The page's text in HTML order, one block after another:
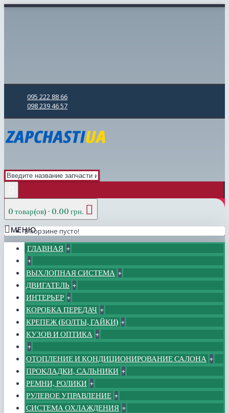
095 222 88 66
098 239 46 57
0 товар(ов) - 0.00 грн.
В корзине пусто!
МЕНЮ
ГЛАВНАЯ +
+
ВЫХЛОПНАЯ СИСТЕМА +
ДВИГАТЕЛЬ +
ИНТЕРЬЕР +
КОРОБКА ПЕРЕДАЧ +
КРЕПЕЖ (БОЛТЫ, ГАЙКИ) +
КУЗОВ И ОПТИКА +
+
ОТОПЛЕНИЕ И КОНДИЦИОНИРОВАНИЕ САЛОНА +
ПРОКЛАДКИ, САЛЬНИКИ +
РЕМНИ, РОЛИКИ +
РУЛЕВОЕ УПРАВЛЕНИЕ +
СИСТЕМА ОХЛАЖДЕНИЯ +